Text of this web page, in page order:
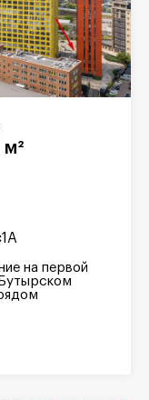
на первой